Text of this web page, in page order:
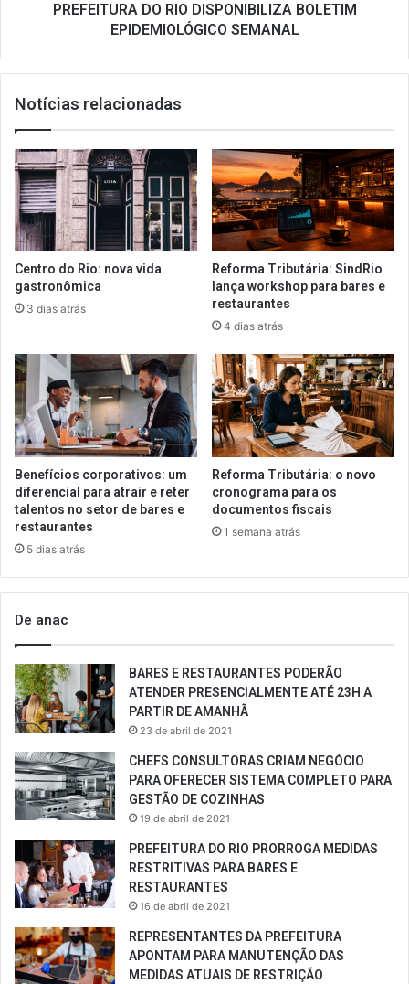
PREFEITURA DO RIO DISPONIBILIZA BOLETIM
EPIDEMIOLÓGICO SEMANAL
Notícias relacionadas
Centro do Rio: nova vida
gastronômica
3 dias atrás
Reforma Tributária: SindRio
lança workshop para bares e
restaurantes
4 dias atrás
Benefícios corporativos: um
diferencial para atrair e reter
talentos no setor de bares e
restaurantes
5 dias atrás
Reforma Tributária: o novo
cronograma para os
documentos fiscais
1 semana atrás
De anac
BARES E RESTAURANTES PODERÃO
ATENDER PRESENCIALMENTE ATÉ 23H A
PARTIR DE AMANHÃ
23 de abril de 2021
CHEFS CONSULTORAS CRIAM NEGÓCIO
PARA OFERECER SISTEMA COMPLETO PARA
GESTÃO DE COZINHAS
19 de abril de 2021
PREFEITURA DO RIO PRORROGA MEDIDAS
RESTRITIVAS PARA BARES E
RESTAURANTES
16 de abril de 2021
REPRESENTANTES DA PREFEITURA
APONTAM PARA MANUTENÇÃO DAS
MEDIDAS ATUAIS DE RESTRIÇÃO